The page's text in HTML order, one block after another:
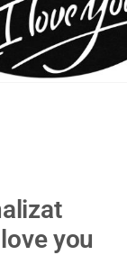
you